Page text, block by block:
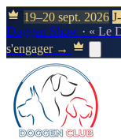
19–20 sept. 2026
Doggen Show · « Le
s'engager →